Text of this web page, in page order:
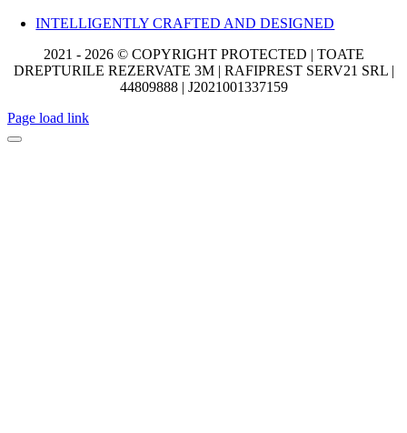
INTELLIGENTLY CRAFTED AND DESIGNED
2021 - 2026 © COPYRIGHT PROTECTED | TOATE
DREPTURILE REZERVATE 3M | RAFIPREST SERV21 SRL |
44809888 | J2021001337159
Page load link